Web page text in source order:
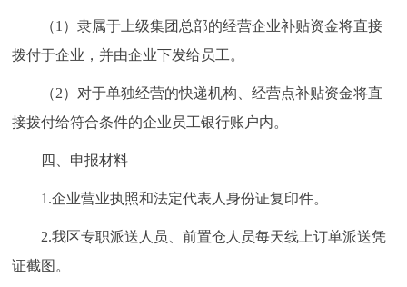
（1）隶属于上级集团总部的经营企业补贴资金将直接
拨付于企业，并由企业下发给员工。
（2）对于单独经营的快递机构、经营点补贴资金将直
接拨付给符合条件的企业员工银行账户内。
四、申报材料
1.企业营业执照和法定代表人身份证复印件。
2.我区专职派送人员、前置仓人员每天线上订单派送凭
证截图。